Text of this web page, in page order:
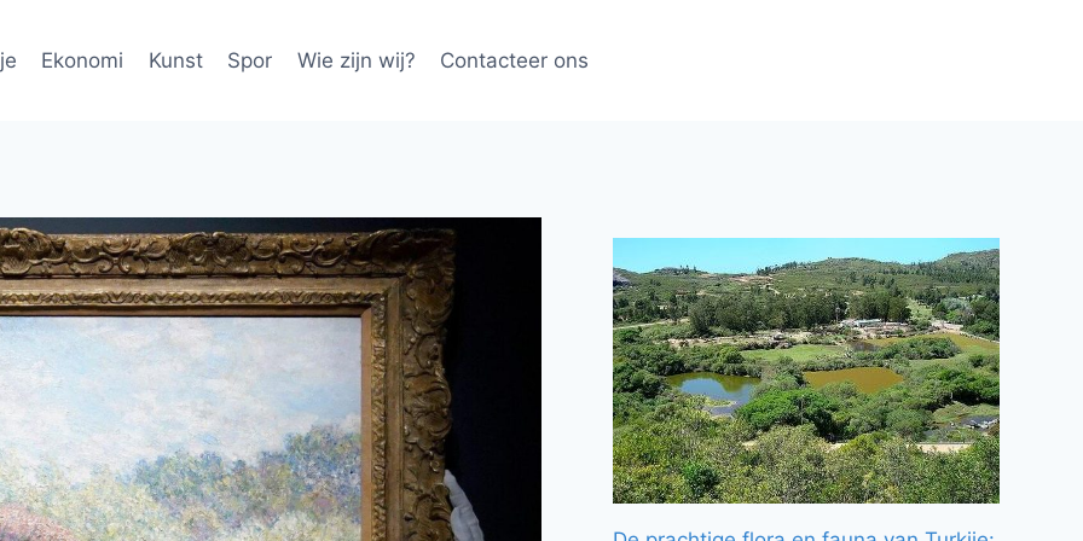
Ekonomi Kunst Spor Wie zijn wij? Contacteer ons